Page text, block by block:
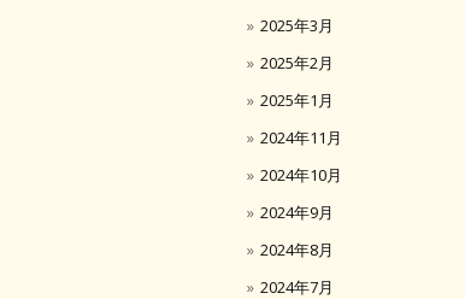
2025年3月
2025年2月
2025年1月
2024年11月
2024年10月
2024年9月
2024年8月
2024年7月